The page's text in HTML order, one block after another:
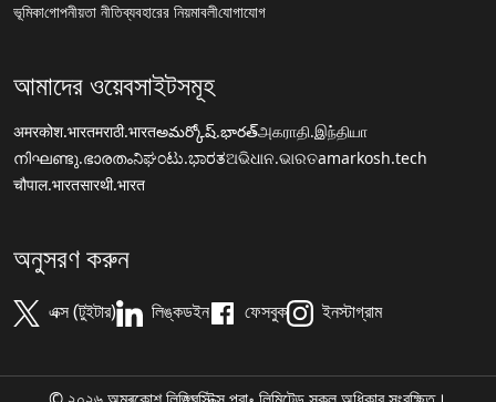
ভূমিকাগোপনীয়তা নীতিব্যবহারের নিয়মাবলীযোগাযোগ
আমাদের ওয়েবসাইটসমূহ
अमरकोश.भारतमराठी.भारतఅమర్కోష్.భారత్அகராதி.இந்தியா
നിഘണ്ടു.ഭാരതംನಿಘಂಟು.ಭಾರತଅଭିଧାନ.ଭାରତamarkosh.tech
चौपाल.भारतसारथी.भारत
অনুসরণ করুন
এক্স (টুইটার) লিঙ্কডইন ফেসবুক ইনস্টাগ্রাম